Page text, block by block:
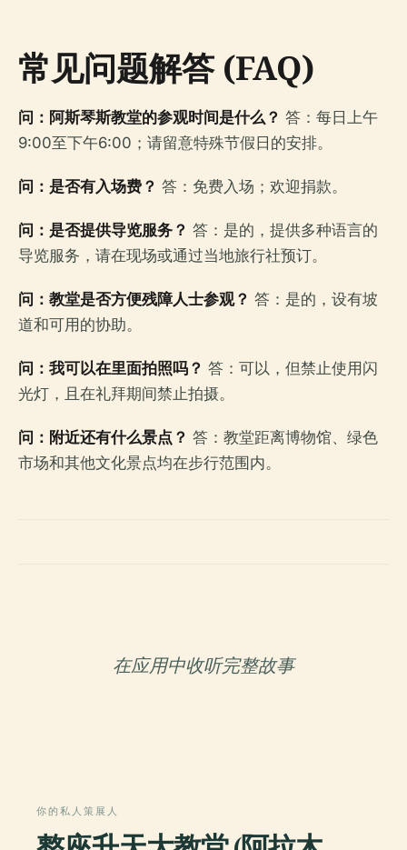
常见问题解答 (FAQ)
问：阿斯琴斯教堂的参观时间是什么？ 答：每日上午
9:00至下午6:00；请留意特殊节假日的安排。
问：是否有入场费？ 答：免费入场；欢迎捐款。
问：是否提供导览服务？ 答：是的，提供多种语言的
导览服务，请在现场或通过当地旅行社预订。
问：教堂是否方便残障人士参观？ 答：是的，设有坡
道和可用的协助。
问：我可以在里面拍照吗？ 答：可以，但禁止使用闪
光灯，且在礼拜期间禁止拍摄。
问：附近还有什么景点？ 答：教堂距离博物馆、绿色
市场和其他文化景点均在步行范围内。
在应用中收听完整故事
你的私人策展人